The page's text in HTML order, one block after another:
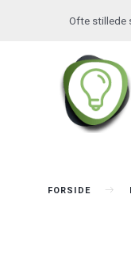
Ofte stillede
FORSIDE